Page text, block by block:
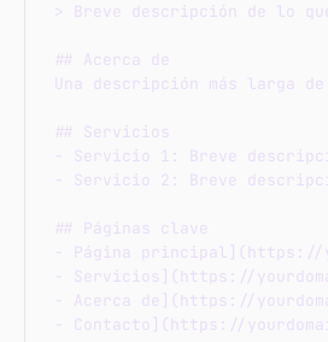
> Breve descripción de lo
## Acerca de
Una descripción más larga
## Servicios
- Servicio 1: Breve
- Servicio 2: Breve
## Páginas clave
- Página principal](https://
- Servicios](https://
- Acerca de](https://
- Contacto](https://